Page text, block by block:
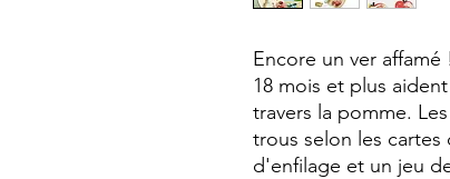
Encore un ver
18 mois et plus
travers la pomme.
trous selon les cartes
d'enfilage et un jeu